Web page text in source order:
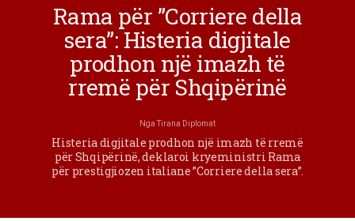
Rama për ”Corriere della
sera”: Histeria digjitale
prodhon një imazh të
rremë për Shqipërinë
NgaTirana Diplomat
Histeria digjitale prodhon një imazh të rremë
për Shqipërinë, deklaroi kryeministri Rama
për prestigjiozen italiane ”Corriere della sera”.